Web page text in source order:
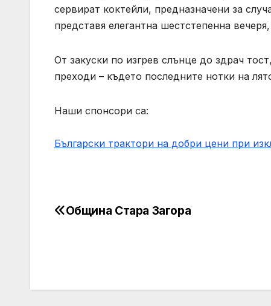
сервират коктейли, предназначени за
представя елегантна шестстепенна
От закуски по изгрев слънце до здрач
преходи – където последните нотки на
Наши спонсори са:
Български трактори на добри цени при
Post
Община Стара Загора